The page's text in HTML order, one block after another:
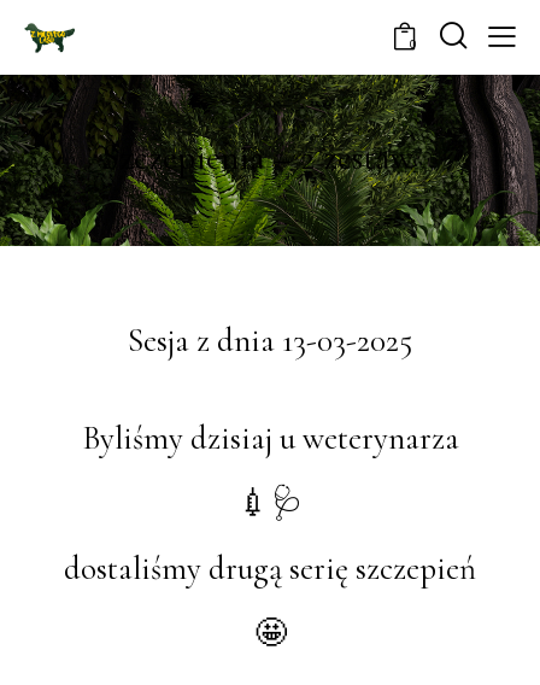
0
Szczepienia – 2 zestaw
Sesja z dnia 13-03-2025
Byliśmy dzisiaj u weterynarza
💉🩺
dostaliśmy drugą serię szczepień
🤩